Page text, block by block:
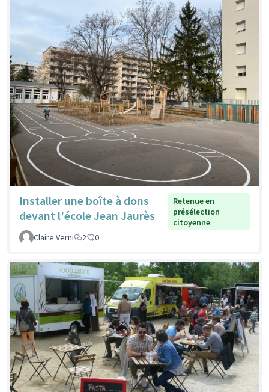
Installer une boîte à dons
devant l'école Jean Jaurès
Retenue en
présélection
citoyenne
Claire Verni
2 0